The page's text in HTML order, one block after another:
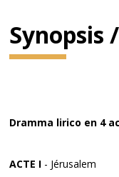
Synopsis
Dramma lirico en 4
ACTE I - Jérusalem